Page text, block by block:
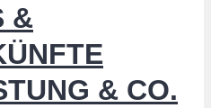
&
& CO.